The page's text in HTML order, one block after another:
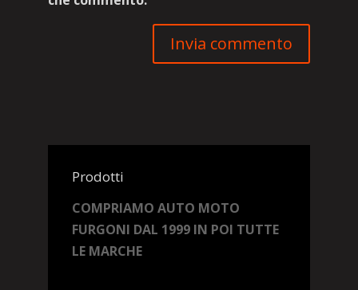
Prodotti
COMPRIAMO AUTO MOTO
FURGONI DAL 1999 IN POI TUTTE
LE MARCHE